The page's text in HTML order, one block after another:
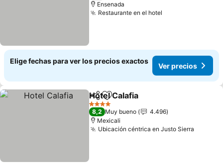
Ensenada
Restaurante en el hotel
Elige fechas para ver los precios exactos
Ver precios
CompartirAgregar a favoritos
Hotel Calafia
4 Estrellas
8,2 Muy bueno
4.496
Mexicali
Ubicación céntrica en Justo Sierra